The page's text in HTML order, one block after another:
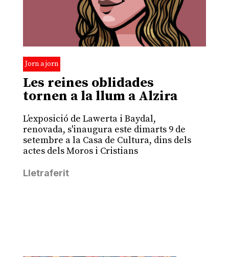
Jorn a jorn
Les reines oblidades
tornen a la llum a Alzira
L’exposició de Lawerta i Baydal,
renovada, s'inaugura este dimarts 9 de
setembre a la Casa de Cultura, dins dels
actes dels Moros i Cristians
Lletraferit